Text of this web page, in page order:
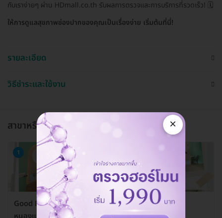
กับเราง่ายๆ ผ่าน HDmall.co.th รับผลการตรวจและการบริการที่รวดเร็ว! 🗓️
ให้การดูแลสุขภาพช่องปากของคุณเป็นเรื่องง่าย เริ่มต้นที่นี่!
รายละเอียด
วิธีชำระและใช้งาน
สาขาหรือแผนกที่ให้บริการ
1
Good Day Dental Clinic (คลินิกทันตกรรม กู๊ดเดย์
×